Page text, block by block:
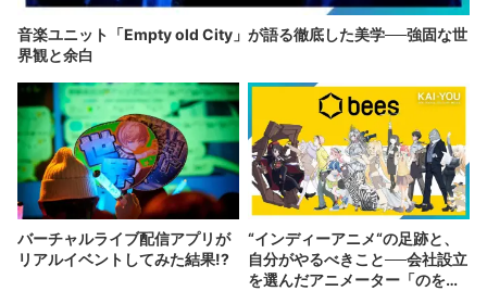
音楽ユニット「Empty old City」が語る徹底した美学──強固な世
界観と余白
バーチャルライブ配信アプリが
リアルイベントしてみた結果!?
“インディーアニメ“の足跡と、
自分がやるべきこと──会社設立
を選んだアニメーター「のを